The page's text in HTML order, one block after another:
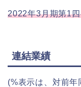
2022年3月期第1
連結業績
(%表示は、対前年